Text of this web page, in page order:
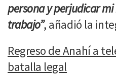
persona y perjudicar
trabajo”, añadió la
Regreso de Anahí a
batalla legal